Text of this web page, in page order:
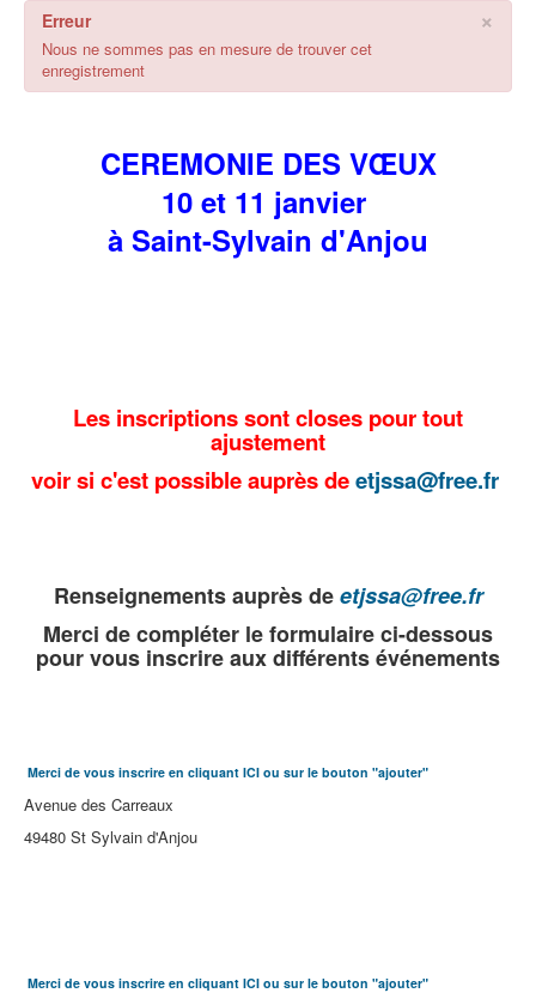
×
Erreur
Nous ne sommes pas en mesure de trouver cet
enregistrement
CEREMONIE DES VŒUX
10 et 11 janvier
à Saint-Sylvain d'Anjou
Les inscriptions sont closes pour tout
ajustement
voir si c'est possible auprès deetjssa@free.fr
Renseignements auprès deetjssa@free.fr
Merci de compléter le formulaire ci-dessous
pour vous inscrire aux différents événements
Merci de vous inscrire en cliquant ICI ou sur le bouton "ajouter"
Avenue des Carreaux
49480 St Sylvain d'Anjou
Merci de vous inscrire en cliquant ICI ou sur le bouton "ajouter"